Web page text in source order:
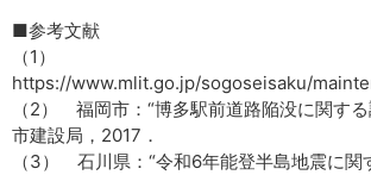
■参考文献
（1）
https://www.mlit.go.jp/sogoseisaku/
（2） 福岡市：“博多駅前道路陥没に関す
市建設局，2017．
（3） 石川県：“令和6年能登半島地震に関